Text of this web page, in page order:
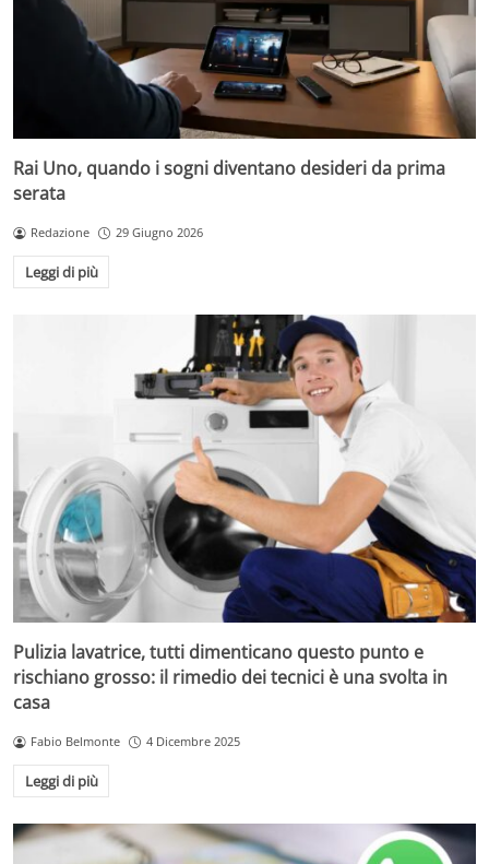
Rai Uno, quando i sogni diventano desideri da prima
serata
Redazione 29 Giugno 2026
Leggi di più
Pulizia lavatrice, tutti dimenticano questo punto e
rischiano grosso: il rimedio dei tecnici è una svolta in
casa
Fabio Belmonte 4 Dicembre 2025
Leggi di più